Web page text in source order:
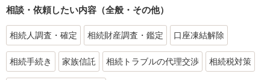
相談・依頼したい内容（全般・その他）
相続人調査・確定 相続財産調査・鑑定 口座凍結解除
相続手続き 家族信託 相続トラブルの代理交渉 相続税対策